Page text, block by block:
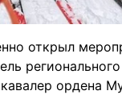
открыл
ордена